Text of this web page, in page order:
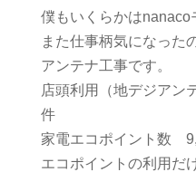
僕もいくらかはnanaco
また仕事柄気になった
アンテナ工事です。
店頭利用（地デジア
件
家電エコポイント数
エコポイントの利用だ